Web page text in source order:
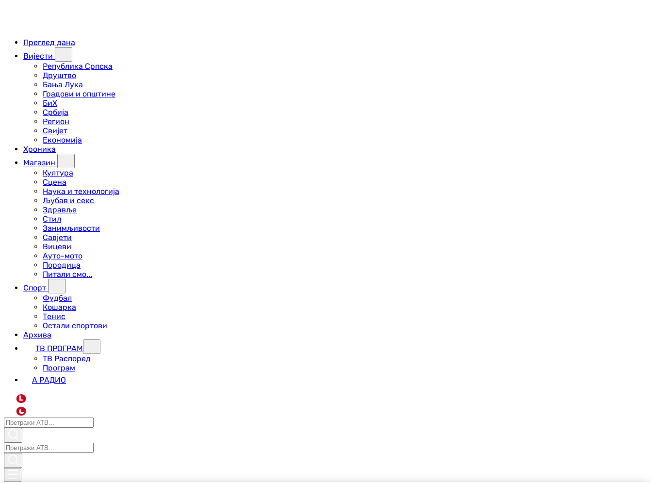
Преглед дана
Вијести
Република Српска
Друштво
Бања Лука
Градови и општине
БиХ
Србија
Регион
Свијет
Економија
Хроника
Магазин
Култура
Сцена
Наука и технологија
Љубав и секс
Здравље
Стил
Занимљивости
Савјети
Вицеви
Ауто-мото
Породица
Питали смо...
Спорт
Фудбал
Кошарка
Тенис
Остали спортови
Архива
ТВ ПРОГРАМ
ТВ Распоред
Програм
А РАДИО
L